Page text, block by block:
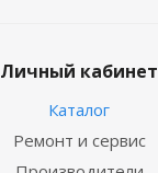
Личный кабинет
Каталог
Ремонт и сервис